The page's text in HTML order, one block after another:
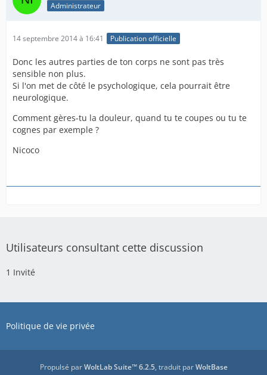
Administrateur
14 septembre 2014 à 16:41 Publication officielle
Donc les autres parties de ton corps ne sont pas très
sensible non plus.
Si l'on met de côté le psychologique, cela pourrait être
neurologique.
Comment gères-tu la douleur, quand tu te coupes ou tu te
cognes par exemple ?
Nicoco
Utilisateurs consultant cette discussion
1 Invité
Politique de vie privée
Propulsé parWoltLab Suite™ 6.2.5, traduit parWoltBase